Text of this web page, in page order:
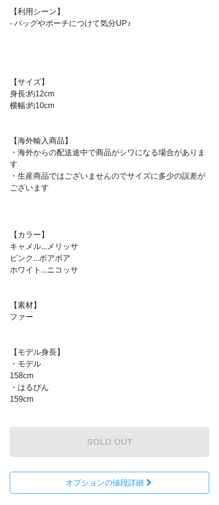
【利用シーン】
- バッグやポーチにつけて気分UP♪
【サイズ】
身長:約12cm
横幅:約10cm
【海外輸入商品】
・海外からの配送途中で商品がシワになる場合がありま
す
・生産商品ではございませんのでサイズに多少の誤差が
ございます
【カラー】
キャメル...メリッサ
ピンク...ボアボア
ホワイト...ニコッサ
【素材】
ファー
【モデル身長】
・モデル
158cm
・はるぴん
159cm
SOLD OUT
オプションの値段詳細